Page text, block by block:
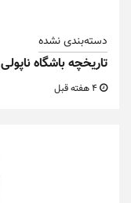
دسته‌بندی نشده
تاریخچه باشگاه ناپولی